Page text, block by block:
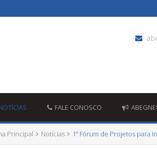
FALE CONOSCO
Principal Notícias 1º Fórum de Projetos para